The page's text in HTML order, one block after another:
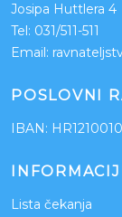
Josipa Huttlera 4
Tel: 031/511-511
Email:
POSLOVNI
IBAN:
Lista čekanja